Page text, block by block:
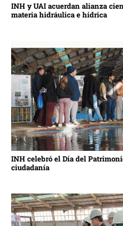
INH y UAI acuerdan alianza
materia hidráulica e hídrica
INH celebró el Día del
ciudadanía